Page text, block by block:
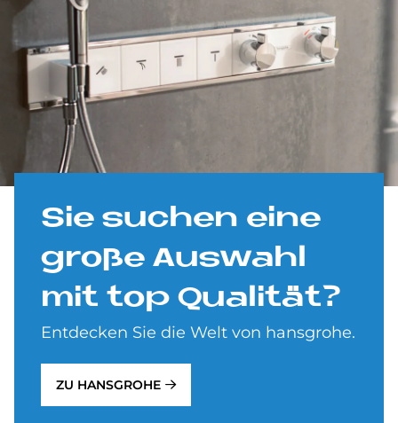
Sie su­chen eine
große Aus­wahl
mit top Qua­li­tät?
Entdecken Sie die Welt von hansgrohe.
ZU HANSGROHE